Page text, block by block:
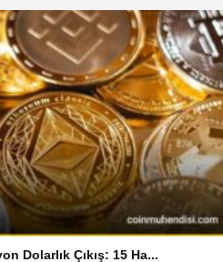
Dolarlık Çıkış: 15 Ha...